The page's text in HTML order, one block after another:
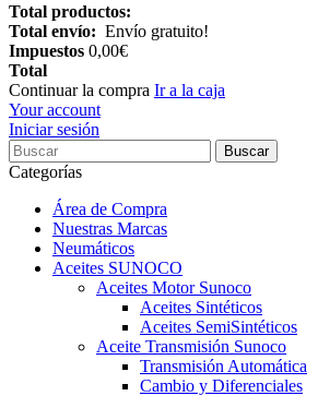
Total productos:
Total envío: Envío gratuito!
Impuestos 0,00€
Total
Continuar la compra Ir a la caja
Your account
Iniciar sesión
Buscar
Categorías
Área de Compra
Nuestras Marcas
Neumáticos
Aceites SUNOCO
Aceites Motor Sunoco
Aceites Sintéticos
Aceites SemiSintéticos
Aceite Transmisión Sunoco
Transmisión Automática
Cambio y Diferenciales